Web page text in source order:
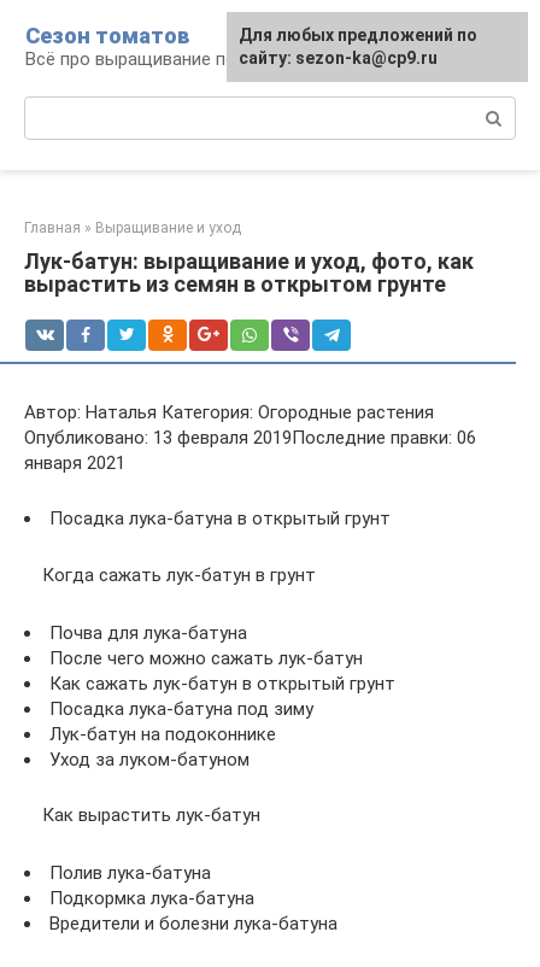
контенту
Сезон томатов
Всё про выращивание помидоров
Главная » Выращивание и уход
Лук-батун: выращивание и уход, фото, как
вырастить из семян в открытом грунте
Автор: Наталья Категория: Огородные растения
Опубликовано: 13 февраля 2019Последние правки: 06
января 2021
Посадка лука-батуна в открытый грунт
Когда сажать лук-батун в грунт
Почва для лука-батуна
После чего можно сажать лук-батун
Как сажать лук-батун в открытый грунт
Посадка лука-батуна под зиму
Лук-батун на подоконнике
Уход за луком-батуном
Как вырастить лук-батун
Полив лука-батуна
Подкормка лука-батуна
Вредители и болезни лука-батуна
Для любых предложений по
сайту: sezon-ka@cp9.ru